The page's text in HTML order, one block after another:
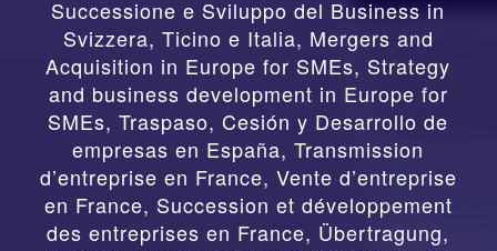
Successione e Sviluppo del Business in
Svizzera, Ticino e Italia, Mergers and
Acquisition in Europe for SMEs, Strategy
and business development in Europe for
SMEs,Traspaso, Cesión y Desarrollo de
empresas en España,Transmission
d’entreprise en France, Vente d’entreprise
en France, Succession et développement
des entreprises en France, Übertragung,